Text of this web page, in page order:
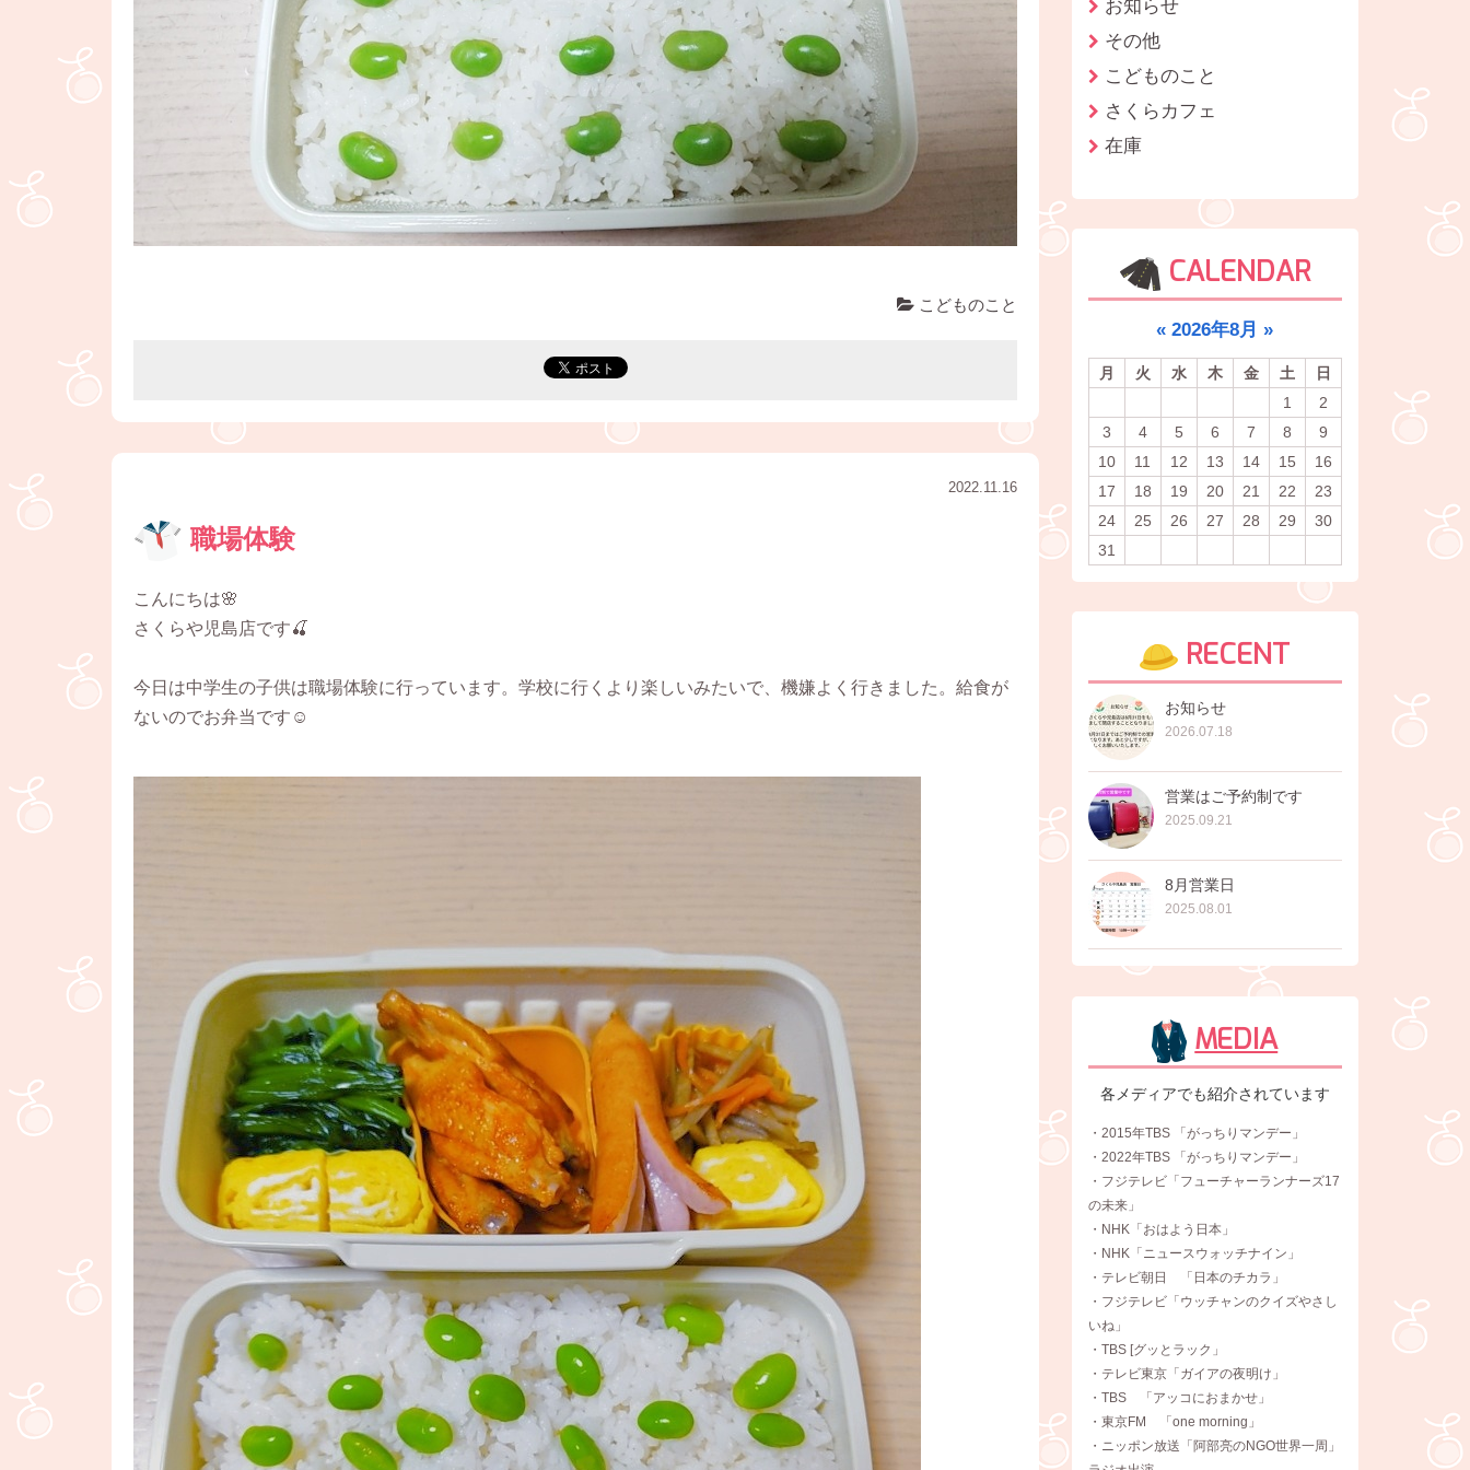
こどものこと
2022.11.16
職場体験
こんにちは🌸
さくらや児島店です🍒
今日は中学生の子供は職場体験に行っています。学校に行くより楽しいみたいで、機嫌よく行きました。給食が
ないのでお弁当です☺️
お知らせ
その他
こどものこと
さくらカフェ
在庫
CALENDAR
« 2026年8月 »
月 火 水 木 金 土
日
1
2
3
4 5 6 7 8
9
10
11 12 13 14 15
16
17
18 19 20 21 22
23
24
25 26 27 28 29
30
31
RECENT
お知らせ
2026.07.18
営業はご予約制です
2025.09.21
8月営業日
2025.08.01
MEDIA
各メディアでも紹介されています
・2015年TBS 「がっちりマンデー」
・2022年TBS 「がっちりマンデー」
・フジテレビ「フューチャーランナーズ17
の未来」
・NHK「おはよう日本」
・NHK「ニュースウォッチナイン」
・テレビ朝日 「日本のチカラ」
・フジテレビ「ウッチャンのクイズやさし
いね」
・TBS [グッとラック」
・テレビ東京「ガイアの夜明け」
・TBS 「アッコにおまかせ」
・東京FM 「one morning」
・ニッポン放送「阿部亮のNGO世界一周」